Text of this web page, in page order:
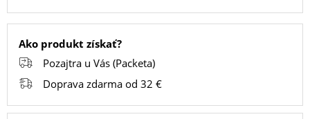
TABLETY
PC
NOTEBOOK
Ako produkt získať?
Pozajtra u Vás (Packeta)
Doprava zdarma od 32 €